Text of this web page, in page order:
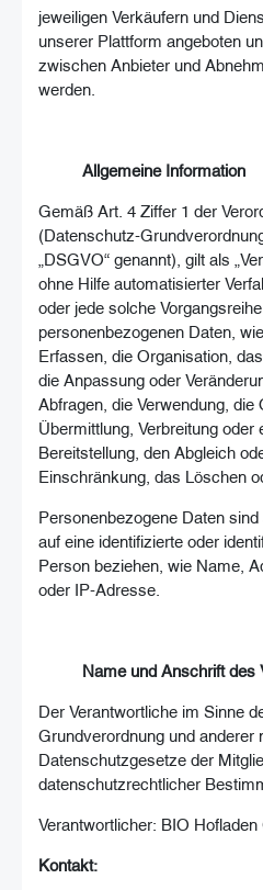
jeweiligen Verkäufern und
unserer Plattform angeboten
zwischen Anbieter und
werden.
Allgemeine Information
Gemäß Art. 4 Ziffer 1 der
(Datenschutz-
„DSGVO“ genannt), gilt als
ohne Hilfe automatisierter
oder jede solche
personenbezogenen Daten,
Erfassen, die Organisation,
die Anpassung oder
Abfragen, die Verwendung, die
Übermittlung, Verbreitung oder
Bereitstellung, den Abgleich
Einschränkung, das Löschen
Personenbezogene Daten
auf eine identifizierte oder
Person beziehen, wie Name,
oder IP-Adresse.
Name und Anschrift des
Der Verantwortliche im Sinne
Grundverordnung und anderer
Datenschutzgesetze der
datenschutzrechtlicher
Verantwortlicher: BIO Hofladen
Kontakt: